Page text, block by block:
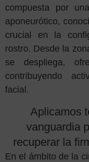
compuesta por
aponeurótico,
crucial en la
rostro. Desde la
se despliega,
contribuyendo
facial.
Aplicamos
vanguardia
recuperar la
En el ámbito de la